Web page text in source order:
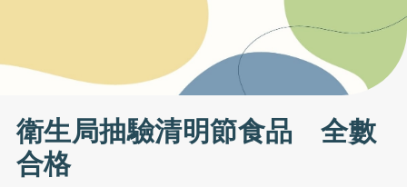
衛生局抽驗清明節食品 全數
合格